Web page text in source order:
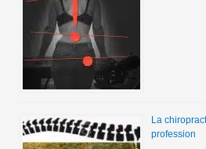
La
profession